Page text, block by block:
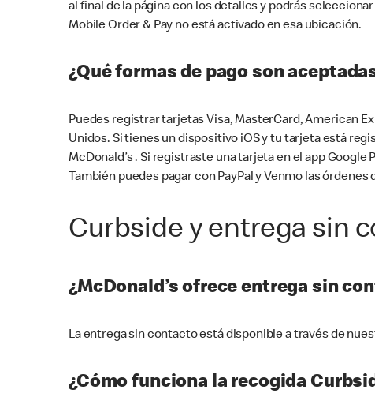
al final de la página con los detalles y podrás
Mobile Order & Pay no está activado en esa ubicación.
¿Qué formas de pago son
Puedes registrar tarjetas Visa, MasterCard, American
Unidos. Si tienes un dispositivo iOS y tu tarjeta está
McDonald’s . Si registraste una tarjeta en el app
También puedes pagar con PayPal y Venmo las órdenes
Curbside y entrega sin
¿McDonald’s ofrece entrega sin
La entrega sin contacto está disponible a través de
¿Cómo funciona la recogida